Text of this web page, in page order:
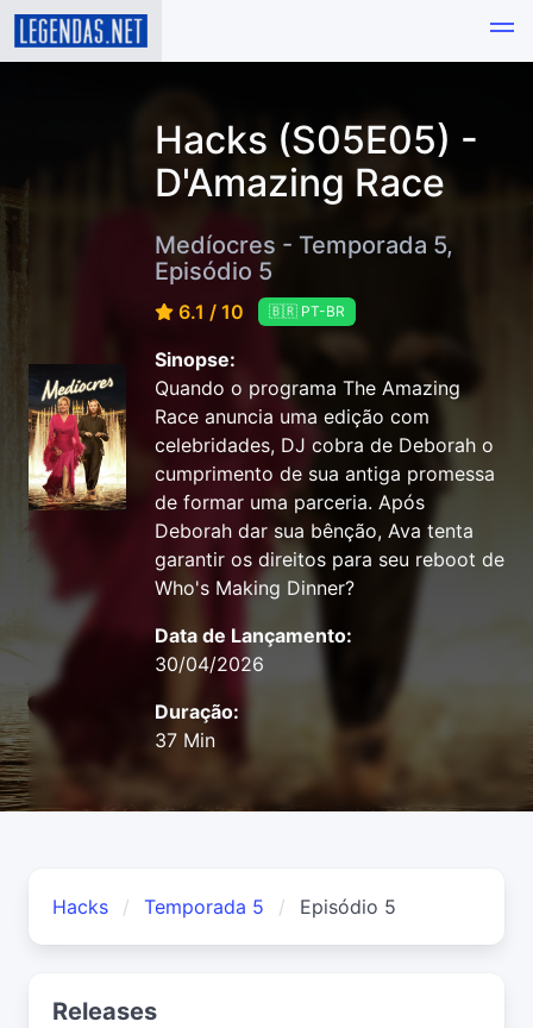
Hacks (S05E05) -
D'Amazing Race
Medíocres - Temporada 5,
Episódio 5
6.1 / 10 🇧🇷 PT-BR
Sinopse:
Quando o programa The Amazing
Race anuncia uma edição com
celebridades, DJ cobra de Deborah o
cumprimento de sua antiga promessa
de formar uma parceria. Após
Deborah dar sua bênção, Ava tenta
garantir os direitos para seu reboot de
Who's Making Dinner?
Data de Lançamento:
30/04/2026
Duração:
37 Min
Hacks Temporada 5 Episódio 5
Releases